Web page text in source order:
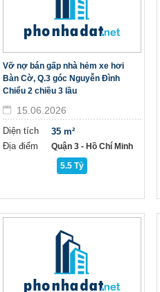
Vỡ nợ bán gấp nhà hẻm xe hơi
Bàn Cờ, Q.3 góc Nguyễn Đình
Chiểu 2 chiều 3 lầu
15.06.2026
Diện tích
Địa điểm
35 m²
Quận 3 - Hồ Chí Minh
5.5 Tỷ